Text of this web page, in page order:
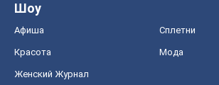
Шоу
Афиша Сплетни
Красота Мода
Женский Журнал